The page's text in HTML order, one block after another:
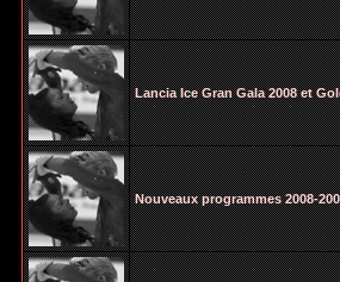
Lancia Ice Gran Gala 2008 et
Nouveaux programmes 2008-